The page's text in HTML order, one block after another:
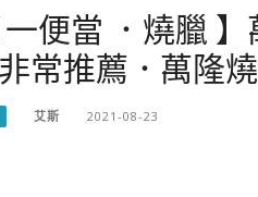
一便當 ．燒臘
常推薦．萬隆
艾斯 2021-08-23